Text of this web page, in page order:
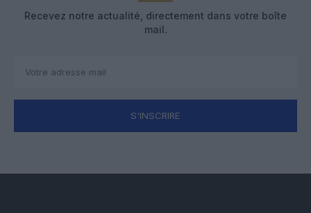
Recevez notre actualité, directement dans votre boîte
mail.
S'INSCRIRE